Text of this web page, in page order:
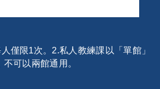
僅限1次。2.私人教練課以「單館」
不可以兩館通用。